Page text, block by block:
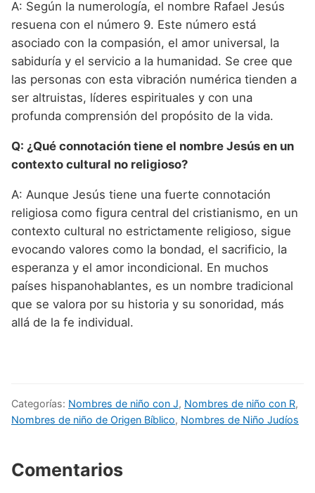
A: Según la numerología, el nombre Rafael Jesús
resuena con el número 9. Este número está
asociado con la compasión, el amor universal, la
sabiduría y el servicio a la humanidad. Se cree que
las personas con esta vibración numérica tienden a
ser altruistas, líderes espirituales y con una
profunda comprensión del propósito de la vida.
Q: ¿Qué connotación tiene el nombre Jesús en un
contexto cultural no religioso?
A: Aunque Jesús tiene una fuerte connotación
religiosa como figura central del cristianismo, en un
contexto cultural no estrictamente religioso, sigue
evocando valores como la bondad, el sacrificio, la
esperanza y el amor incondicional. En muchos
países hispanohablantes, es un nombre tradicional
que se valora por su historia y su sonoridad, más
allá de la fe individual.
Categorías: Nombres de niño con J, Nombres de niño con R,
Nombres de niño de Origen Bíblico, Nombres de Niño Judíos
Comentarios